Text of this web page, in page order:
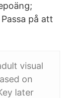
på att
visual
on
later